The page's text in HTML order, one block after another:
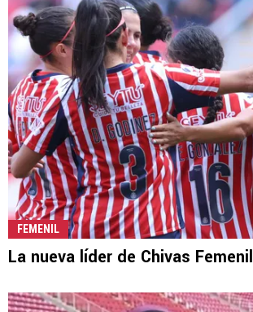
FEMENIL
La nueva líder de Chivas Femenil